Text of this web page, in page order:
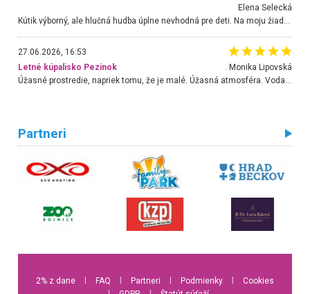
Elena Selecká
27.06.2026, 16:53
Letné kúpalisko Pezinok
. Monika Lipovská
Úžasné prostredie, napriek tomu, že je malé. Úžasná atmosféra. Voda fantastická a nádherná. Ľudí je pomerne veľa, ale su mili a ohľaduplní. Je veľmi zaujímavé sledovať, ako dokážu spolu športovať cudzí ľudia a bez ohľadu na vek. Vládne tu pohoda. Vnuka neviem dostať z vody. Ďakujem za krásny deň . Urcite sa sem vrátim. Jediný problém je s parkovaním, ale aj ten sa mi podarilo vyriešiť. Monika Bratislava
Partneri
2% z dane FAQ Partneri Podmienky
Cookies